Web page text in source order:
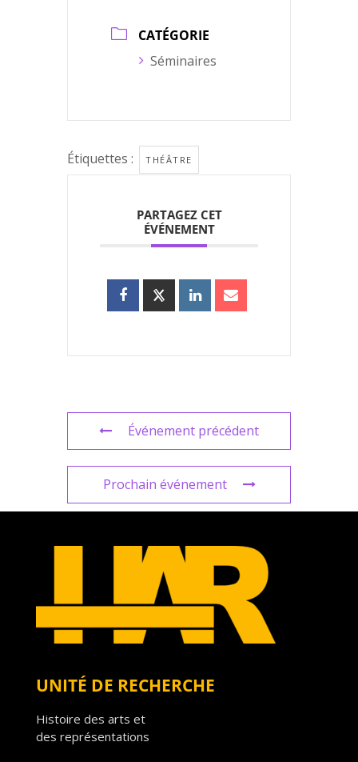
CATÉGORIE
Séminaires
Étiquettes : THÉÂTRE
PARTAGEZ CET
ÉVÉNEMENT
Événement précédent
Prochain événement
UNITÉ DE RECHERCHE
Histoire des arts et
des représentations